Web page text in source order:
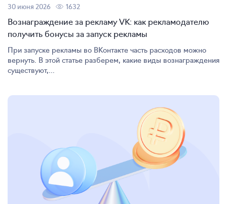
30 июня 2026
1632
Вознаграждение за рекламу VK: как рекламодателю
получить бонусы за запуск рекламы
При запуске рекламы во ВКонтакте часть расходов можно
вернуть. В этой статье разберем, какие виды вознаграждения
существуют,...